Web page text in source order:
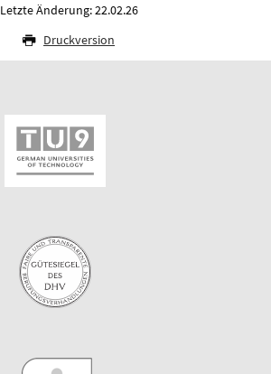
Letzte Änderung: 22.02.26
Druckversion